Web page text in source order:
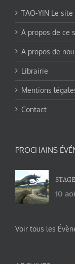
TAO-YIN Le
A propos de ce
A propos de
Librairie
Mentions
Contact
PROCHAINS
10
Voir tous les